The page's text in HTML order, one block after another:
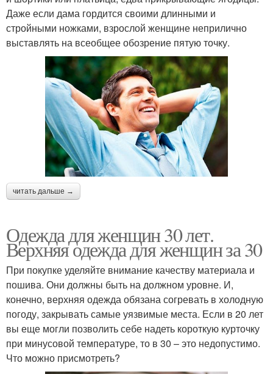
Даже если дама гордится своими длинными и
стройными ножками, взрослой женщине неприлично
выставлять на всеобщее обозрение пятую точку.
читать дальше →
Одежда для женщин 30 лет.
Верхняя одежда для женщин за 30
При покупке уделяйте внимание качеству материала и
пошива. Они должны быть на должном уровне. И,
конечно, верхняя одежда обязана согревать в холодную
погоду, закрывать самые уязвимые места. Если в 20 лет
вы еще могли позволить себе надеть короткую курточку
при минусовой температуре, то в 30 – это недопустимо.
Что можно присмотреть?